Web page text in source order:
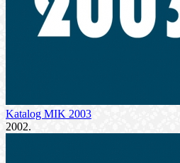
Katalog MIK 2003
2002.